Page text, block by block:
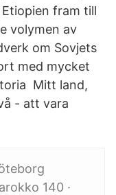
fram till
volymen av
om Sovjets
med mycket
Mitt land,
- att vara
140 ·